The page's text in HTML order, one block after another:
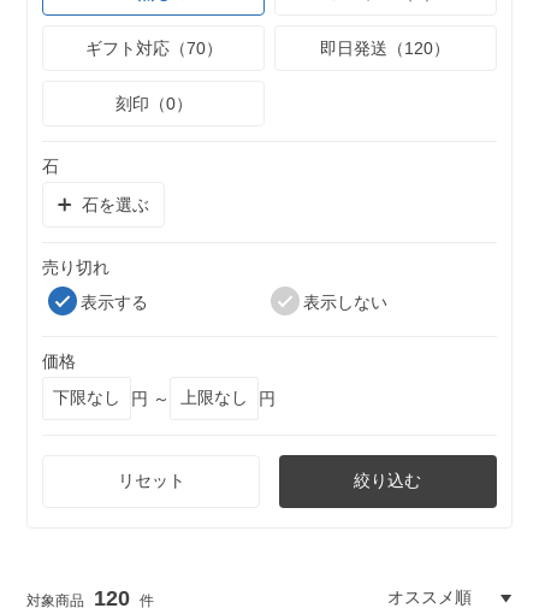
ギフト対応（70） 即日発送（120）
刻印（0）
石
石を選ぶ
売り切れ
表示する
表示しない
価格
円 ～
円
リセット 絞り込む
120